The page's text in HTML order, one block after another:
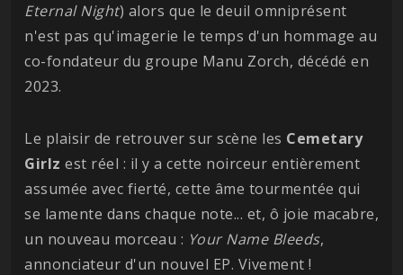
Eternal Night) alors que le deuil omniprésent
n'est pas qu'imagerie le temps d'un hommage au
co-fondateur du groupe Manu Zorch, décédé en
2023.
Le plaisir de retrouver sur scène les Cemetary
Girlz est réel : il y a cette noirceur entièrement
assumée avec fierté, cette âme tourmentée qui
se lamente dans chaque note... et, ô joie macabre,
un nouveau morceau : Your Name Bleeds,
annonciateur d'un nouvel EP. Vivement !